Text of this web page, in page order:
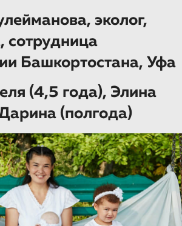
эколог,
сотрудница
Башкортостана, Уфа
(4,5 года), Элина
(полгода)